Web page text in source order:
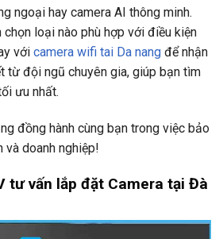
ngoại hay camera AI thông minh.
chọn loại nào phù hợp với điều kiện
với camera wifi tai Da nang để nhận
đội ngũ chuyên gia, giúp bạn tìm
ưu nhất.
đồng hành cùng bạn trong việc bảo
và doanh nghiệp!
tư vấn lắp đặt Camera tại Đà